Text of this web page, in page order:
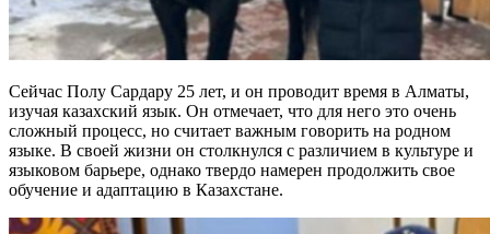
Сейчас Полу Сардару 25 лет, и он проводит время в Алматы,
изучая казахский язык. Он отмечает, что для него это очень
сложный процесс, но считает важным говорить на родном
языке. В своей жизни он столкнулся с различием в культуре и
языковом барьере, однако твердо намерен продолжить свое
обучение и адаптацию в Казахстане.